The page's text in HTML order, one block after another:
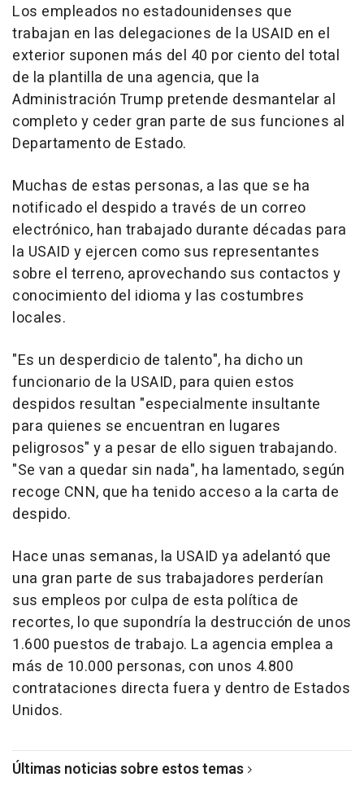
Los empleados no estadounidenses que
trabajan en las delegaciones de la USAID en el
exterior suponen más del 40 por ciento del total
de la plantilla de una agencia, que la
Administración Trump pretende desmantelar al
completo y ceder gran parte de sus funciones al
Departamento de Estado.
Muchas de estas personas, a las que se ha
notificado el despido a través de un correo
electrónico, han trabajado durante décadas para
la USAID y ejercen como sus representantes
sobre el terreno, aprovechando sus contactos y
conocimiento del idioma y las costumbres
locales.
"Es un desperdicio de talento", ha dicho un
funcionario de la USAID, para quien estos
despidos resultan "especialmente insultante
para quienes se encuentran en lugares
peligrosos" y a pesar de ello siguen trabajando.
"Se van a quedar sin nada", ha lamentado, según
recoge CNN, que ha tenido acceso a la carta de
despido.
Hace unas semanas, la USAID ya adelantó que
una gran parte de sus trabajadores perderían
sus empleos por culpa de esta política de
recortes, lo que supondría la destrucción de unos
1.600 puestos de trabajo. La agencia emplea a
más de 10.000 personas, con unos 4.800
contrataciones directa fuera y dentro de Estados
Unidos.
Últimas noticias sobre estos temas